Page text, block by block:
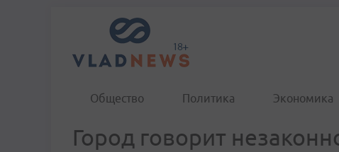
Общество Политика Экономика
Город говорит